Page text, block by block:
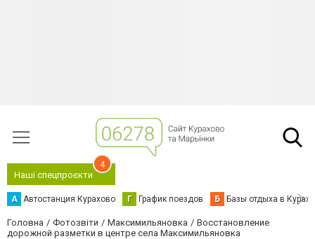
Наші спецпроєкти
4
А Автостанция Курахово Г График поездов Б Базы отдыха в
Головна Фотозвіти Максимильяновка
Восстановление
дорожной разметки в центре села Максимильяновка